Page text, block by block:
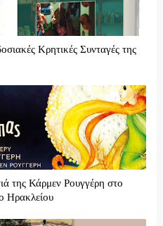
Κρητικές Συνταγές της
της Κάρμεν Ρουγγέρη στο
Ηρακλείου